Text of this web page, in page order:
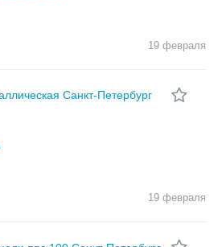
19 февраля
19 февраля